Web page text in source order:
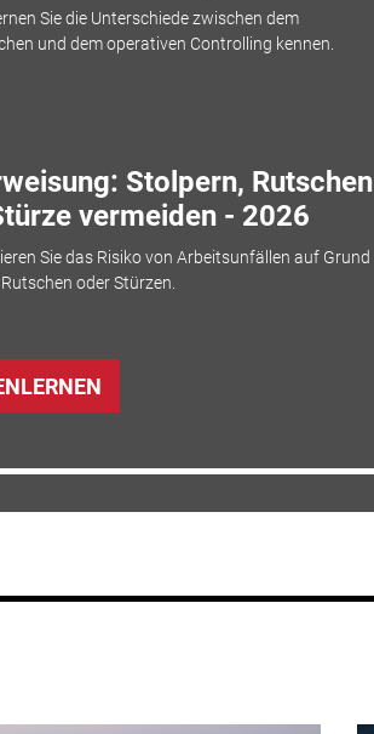
Sie die Unterschiede zwischen dem
und dem operativen Controlling kennen.
Stolpern, Rutschen
vermeiden - 2026
Sie das Risiko von Arbeitsunfällen auf Grund
oder Stürzen.